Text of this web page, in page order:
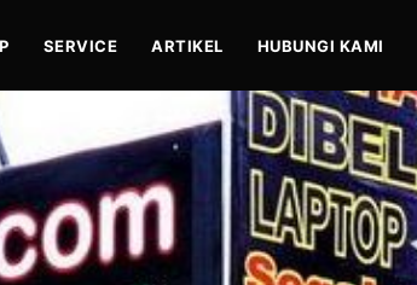
HUBUNGI KAMI
ARTIKEL
SERVICE